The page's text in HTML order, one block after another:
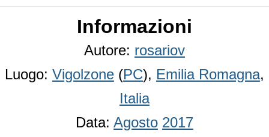
Informazioni
Autore: rosariov
Luogo: Vigolzone (PC), Emilia Romagna,
Italia
Data: Agosto 2017